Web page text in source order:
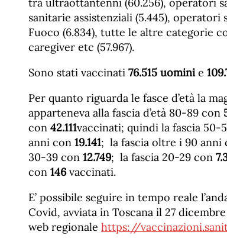
sanitarie assistenziali (5.445), operatori
Fuoco (6.834), tutte le altre categorie
caregiver etc (57.967).
Sono stati vaccinati 76.515 uominie 109.
Per quanto riguarda le fasce d’età la
apparteneva alla fascia d’età 80-89 con
con 42.111vaccinati; quindi la fascia 50-
anni con 19.141; la fascia oltre i 90 anni
30-39 con 12.749; la fascia 20-29 con
con 146vaccinati.
E’ possibile seguire in tempo reale
Covid, avviata in Toscana il 27
web regionale https://